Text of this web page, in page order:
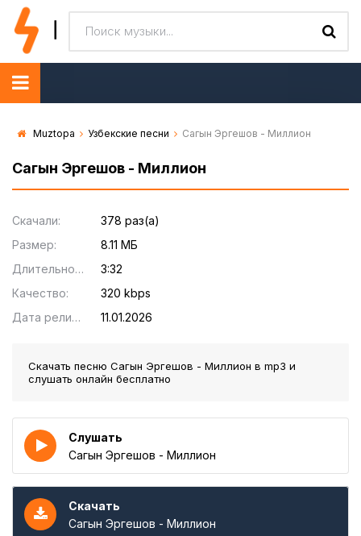
Muztopa Узбекские песни Сагын Эргешов - Миллион
Сагын Эргешов - Миллион
Скачали:
378 раз(а)
Размер:
8.11 МБ
Длительность:
3:32
Качество:
320 kbps
Дата релиза:
11.01.2026
Скачать песню Сагын Эргешов - Миллион в mp3 и
слушать онлайн бесплатно
Слушать
Сагын Эргешов - Миллион
Скачать
Сагын Эргешов - Миллион